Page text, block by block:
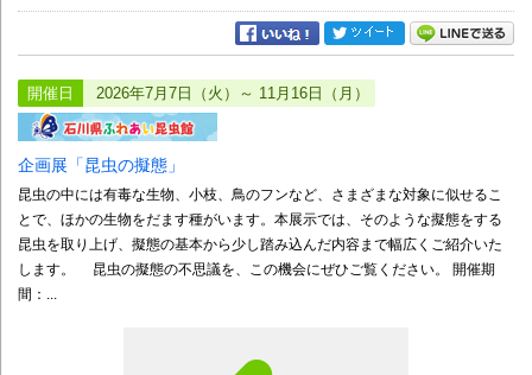
開催日 2026年7月7日（火）～ 11月16日（月）
企画展「昆虫の擬態」
昆虫の中には有毒な生物、小枝、鳥のフンなど、さまざまな対象に似せるこ
とで、ほかの生物をだます種がいます。本展示では、そのような擬態をする
昆虫を取り上げ、擬態の基本から少し踏み込んだ内容まで幅広くご紹介いた
します。 昆虫の擬態の不思議を、この機会にぜひご覧ください。 開催期
間：...